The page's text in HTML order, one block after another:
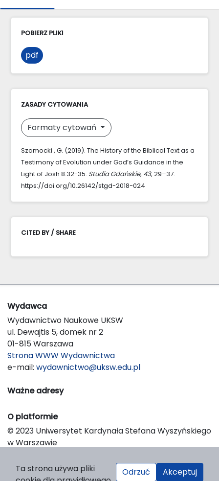
POBIERZ PLIKI
pdf
ZASADY CYTOWANIA
Formaty cytowań
Szamocki , G. (2019). The History of the Biblical Text as a
Testimony of Evolution under God’s Guidance in the
Light of Josh 8:32-35. Studia Gdańskie, 43, 29–37.
https://doi.org/10.26142/stgd-2018-024
CITED BY / SHARE
Wydawca
Wydawnictwo Naukowe UKSW
ul. Dewajtis 5, domek nr 2
01-815 Warszawa
Strona WWW Wydawnictwa
e-mail: wydawnictwo@uksw.edu.pl
Ważne adresy
O platformie
© 2023 Uniwersytet Kardynała Stefana Wyszyńskiego
w Warszawie
Platform & Workflow by OJS/PKP
Ta strona używa pliki
Odrzuć Akceptuj